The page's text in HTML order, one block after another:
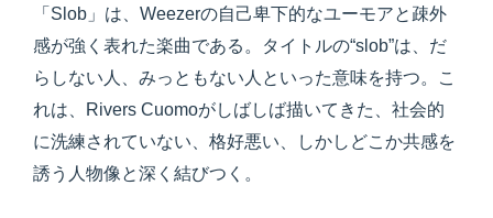
「Slob」は、Weezerの自己卑下的なユーモアと疎外
感が強く表れた楽曲である。タイトルの“slob”は、だ
らしない人、みっともない人といった意味を持つ。こ
れは、Rivers Cuomoがしばしば描いてきた、社会的
に洗練されていない、格好悪い、しかしどこか共感を
誘う人物像と深く結びつく。